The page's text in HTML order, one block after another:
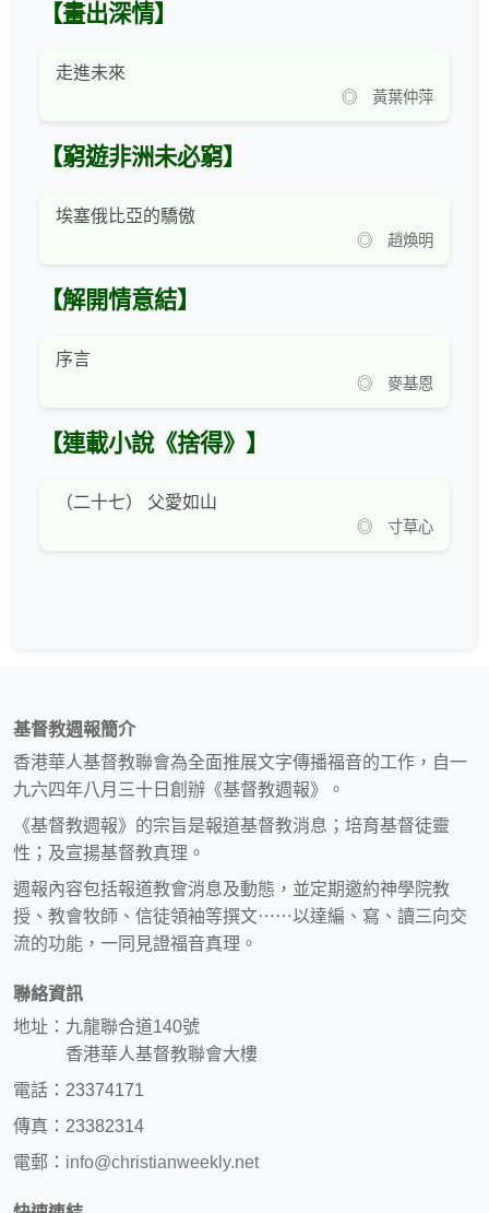
【畫出深情】
走進未來
◎ 黃葉仲萍
【窮遊非洲未必窮】
埃塞俄比亞的驕傲
◎ 趙煥明
【解開情意結】
序言
◎ 麥基恩
【連載小說《捨得》】
（二十七） 父愛如山
◎ 寸草心
基督教週報簡介
香港華人基督教聯會為全面推展文字傳播福音的工作，自一
九六四年八月三十日創辦《基督教週報》。
《基督教週報》的宗旨是報道基督教消息；培育基督徒靈
性；及宣揚基督教真理。
週報內容包括報道教會消息及動態，並定期邀約神學院教
授、教會牧師、信徒領袖等撰文⋯⋯以達編、寫、讀三向交
流的功能，一同見證福音真理。
聯絡資訊
地址：九龍聯合道140號
香港華人基督教聯會大樓
電話：23374171
傳真：23382314
電郵： info@christianweekly.net